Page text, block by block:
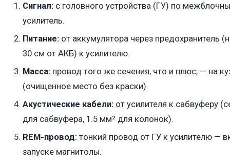
Сигнал: с головного устройства (ГУ) по
усилитель.
Питание: от аккумулятора через предохранитель
30 см от АКБ) к усилителю.
Масса: провод того же сечения, что и плюс, — на
(очищенное место без краски).
Акустические кабели: от усилителя к сабвуферу
для сабвуфера, 1.5 мм² для колонок).
REM-провод: тонкий провод от ГУ к усилителю —
запуске магнитолы.